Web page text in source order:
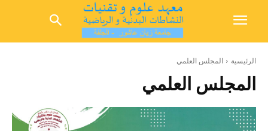
الرئيسية المجلس العلمي
المجلس العلمي